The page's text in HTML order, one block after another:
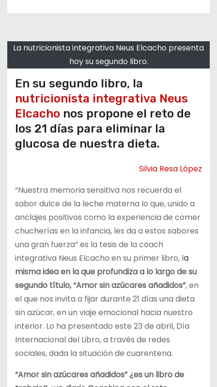
La nutricionista integrativa Neus Elcacho presenta
hoy su segundo libro.
En su segundo libro, la
nutricionista integrativa Neus
Elcacho nos propone el reto de
los 21 días para eliminar la
glucosa de nuestra dieta.
Silvia Resa López
“Nuestra memoria sensitiva nos recuerda el
sabor dulce de la leche materna lo que, unido a
anclajes positivos como la experiencia de comer
chucherías en la infancia, les da a estos sabores
una gran fuerza” es la tesis de la coach
integrativa Neus Elcacho en su primer libro, la
misma idea en la que profundiza a lo largo de su
segundo título, “Amor sin azúcares añadidos”, en
el que nos invita a fijar durante 21 días una dieta
sin azúcar, en un viaje emocional hacia nuestro
interior. Lo ha presentado este 23 de abril, Día
Internacional del Libro, a través de redes
sociales, dada la situación de cuarentena.
“Amor sin azúcares añadidos” ¿es un libro de